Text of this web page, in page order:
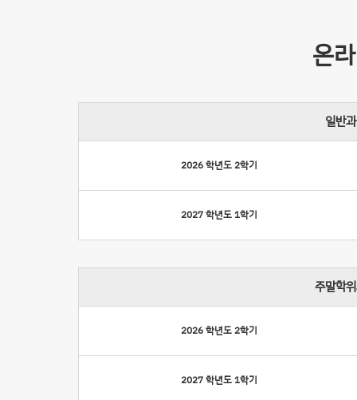
온
일반
2026 학년도 2학기
2027 학년도 1학기
주말학
2026 학년도 2학기
2027 학년도 1학기